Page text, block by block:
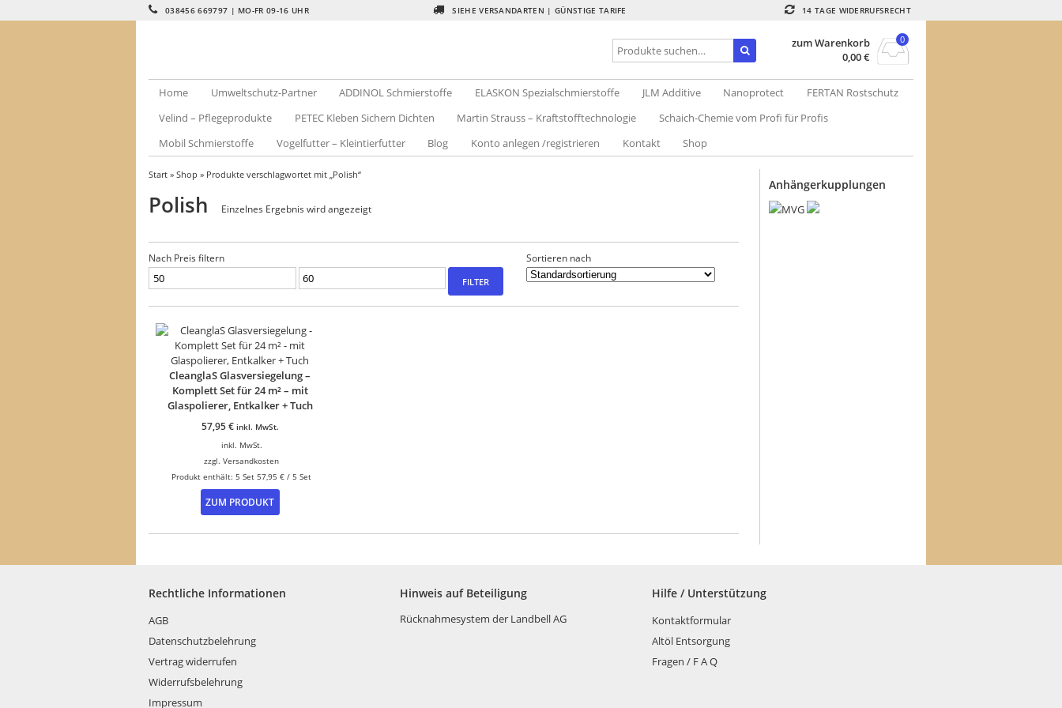
038456 669797 | MO-FR 09-16 UHR SIEHE VERSANDARTEN | GÜNSTIGE TARIFE 14 TAGE WIDERRUFSRECHT
zum Warenkorb
0,00€
0
Home Umweltschutz-Partner ADDINOL Schmierstoffe ELASKON Spezialschmierstoffe JLM Additive Nanoprotect
FERTAN Rostschutz
Velind – Pflegeprodukte
PETEC Kleben Sichern Dichten Martin Strauss – Kraftstofftechnologie
Schaich-Chemie vom Profi für Profis
Mobil Schmierstoffe
Vogelfutter – Kleintierfutter Blog Konto anlegen /registrieren Kontakt Shop
Start » Shop » Produkte verschlagwortet mit „Polish“
Polish Einzelnes Ergebnis wird angezeigt
Nach Preis filtern
Min.
Max.
FILTER
Sortieren nach
CleanglaS Glasversiegelung –
Komplett Set für 24 m² – mit
Glaspolierer, Entkalker + Tuch
57,95€ inkl. MwSt.
inkl. MwSt.
zzgl.Versandkosten
Produkt enthält: 5Set 57,95€ /5 Set
ZUM PRODUKT
Anhängerkupplungen
Rechtliche Informationen
AGB
Datenschutzbelehrung
Vertrag widerrufen
Widerrufsbelehrung
Impressum
Hinweis auf Beteiligung
Rücknahmesystem der Landbell AG
Hilfe / Unterstützung
Kontaktformular
Altöl Entsorgung
Fragen / F A Q